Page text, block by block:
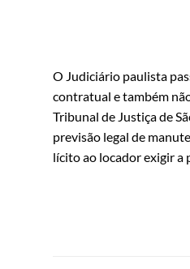
O Judiciário paulista
contratual e também
Tribunal de Justiça de
previsão legal de
lícito ao locador exigir a